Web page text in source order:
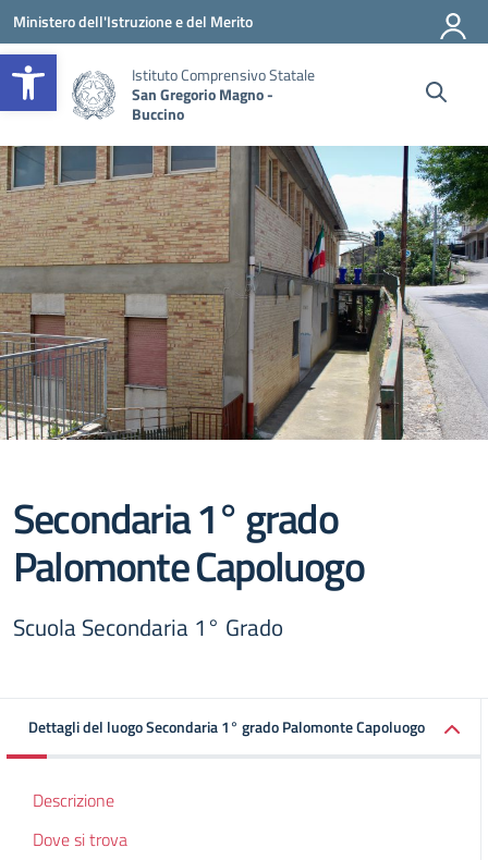
Apri la barra degli strumenti
Vai ai contenuti
Vai al menu di navigazione
Vai al footer
Ministero dell'Istruzione e del Merito
Istituto Comprensivo Statale
San Gregorio Magno -
Buccino
Secondaria 1° grado
Palomonte Capoluogo
Scuola Secondaria 1° Grado
Dettagli del luogo Secondaria 1° grado Palomonte Capoluogo
Descrizione
Dove si trova